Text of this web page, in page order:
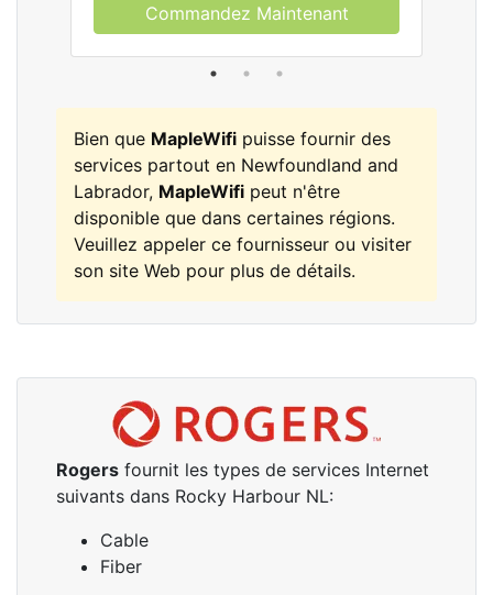
Commandez Maintenant
Bien que MapleWifi puisse fournir des
services partout en Newfoundland and
Labrador, MapleWifi peut n'être
disponible que dans certaines régions.
Veuillez appeler ce fournisseur ou visiter
son site Web pour plus de détails.
Rogers fournit les types de services Internet
suivants dans Rocky Harbour NL:
Cable
Fiber